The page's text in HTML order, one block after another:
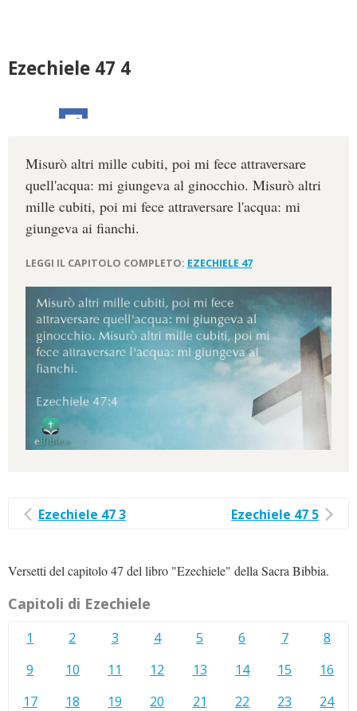
Ezechiele 47 4
Misurò altri mille cubiti, poi mi fece attraversare
quell'acqua: mi giungeva al ginocchio. Misurò altri
mille cubiti, poi mi fece attraversare l'acqua: mi
giungeva ai fianchi.
LEGGI IL CAPITOLO COMPLETO: EZECHIELE 47
Ezechiele 47 3 Ezechiele 47 5
Versetti del capitolo 47 del libro "Ezechiele" della Sacra Bibbia.
Capitoli di Ezechiele
1 2 3 4 5 6 7
8
9
10 11 12 13 14 15
16
17
18 19 20 21 22 23
24